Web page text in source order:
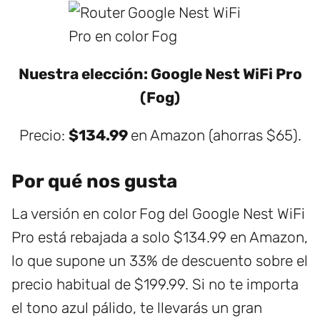
Nuestra elección: Google Nest WiFi Pro
(Fog)
Precio: $134.99 en Amazon (ahorras $65).
Por qué nos gusta
La versión en color Fog del Google Nest WiFi
Pro está rebajada a solo $134.99 en Amazon,
lo que supone un 33% de descuento sobre el
precio habitual de $199.99. Si no te importa
el tono azul pálido, te llevarás un gran